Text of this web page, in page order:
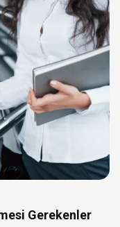
Gerekenler